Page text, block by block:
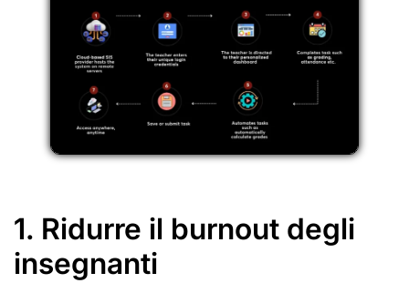
1. Ridurre il burnout degli
insegnanti